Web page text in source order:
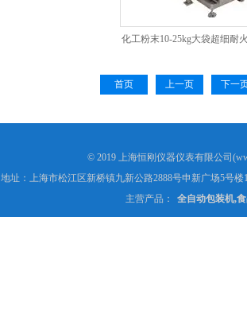
化工粉末10-25kg大袋超细耐
首页 上一页 下一
© 2019 上海恒刚仪器仪表有限公司
地址：上海市松江区新桥镇九新公路2888号申新广场5号楼
主营产品：
全自动包装机,